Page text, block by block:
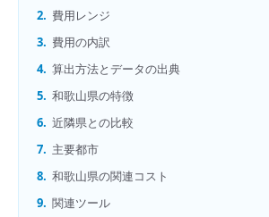
2. 費用レンジ
3. 費用の内訳
4. 算出方法とデータの出典
5. 和歌山県の特徴
6. 近隣県との比較
7. 主要都市
8. 和歌山県の関連コスト
9. 関連ツール